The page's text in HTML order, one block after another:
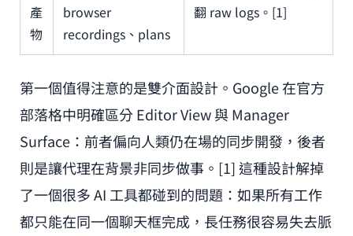
產
物
browser
recordings、plans
翻 raw logs。[1]
第一個值得注意的是雙介面設計。Google 在官方
部落格中明確區分 Editor View 與 Manager
Surface：前者偏向人類仍在場的同步開發，後者
則是讓代理在背景非同步做事。[1] 這種設計解掉
了一個很多 AI 工具都碰到的問題：如果所有工作
都只能在同一個聊天框完成，長任務很容易失去脈